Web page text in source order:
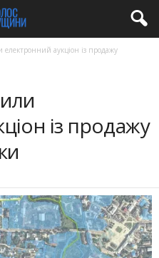
електронний аукціон із продажу
із продажу